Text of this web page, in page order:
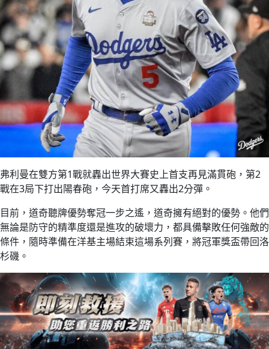
弗利曼在雙方第1戰就轟出世界大賽史上首支再見滿貫砲，第2
戰在3局下打出陽春砲，今天首打席又轟出2分彈。
目前，道奇聽牌優勢奪冠一步之遙，道奇擁有絕對的優勢。他們
無論是防守的精準度還是進攻的破壞力，都具備擊敗任何強敵的
條件，隨時準備在洋基主場結束這場系列賽，將冠軍獎盃帶回洛
杉磯。